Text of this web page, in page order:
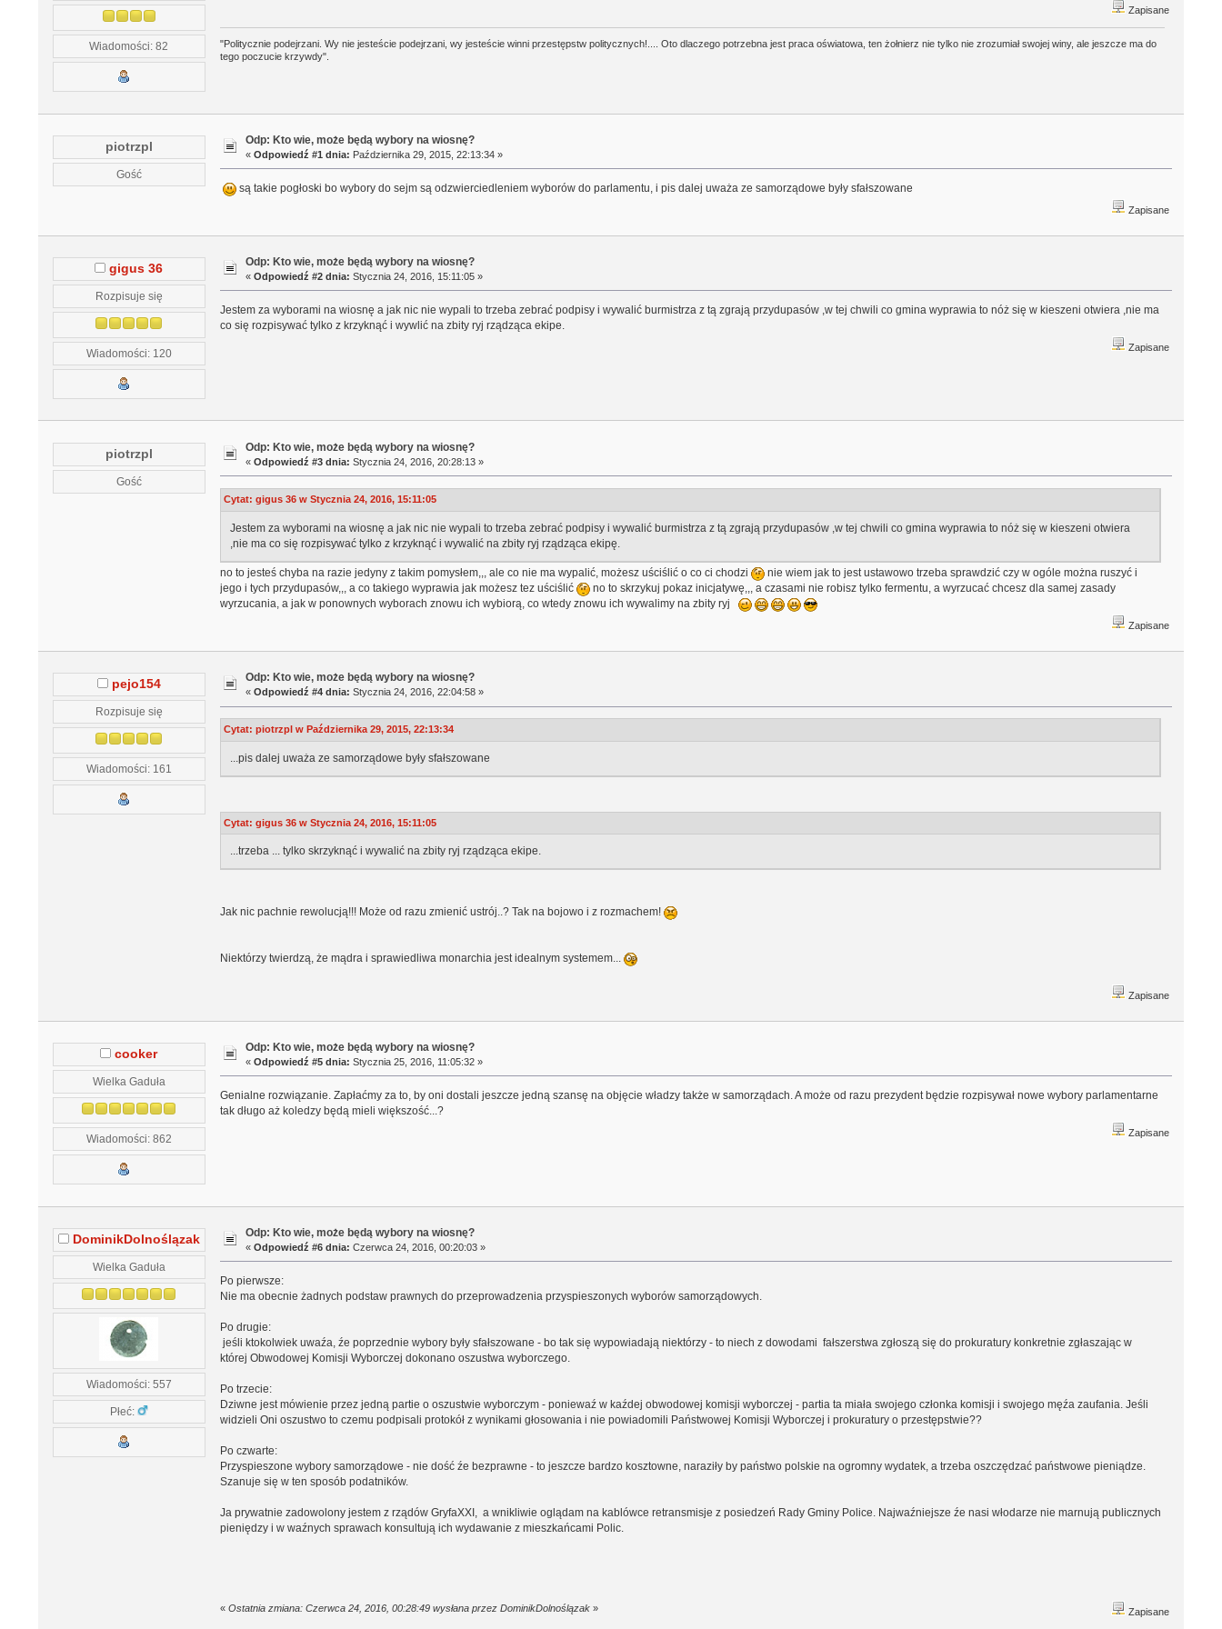
Wiadomości: 82
Zapisane
"Politycznie podejrzani. Wy nie jesteście podejrzani, wy jesteście winni przestępstw politycznych!.... Oto dlaczego potrzebna jest praca oświatowa, ten żołnierz nie tylko nie zrozumiał swojej winy, ale jeszcze ma do
tego poczucie krzywdy".
piotrzpl
Gość
Odp: Kto wie, może będą wybory na wiosnę?
«Odpowiedź #1 dnia: Października 29, 2015, 22:13:34 »
są takie pogłoski bo wybory do sejm są odzwierciedleniem wyborów do parlamentu, i pis dalej uważa ze samorządowe były sfałszowane
Zapisane
gigus 36
Rozpisuje się
Wiadomości: 120
Odp: Kto wie, może będą wybory na wiosnę?
«Odpowiedź #2 dnia: Stycznia 24, 2016, 15:11:05 »
Jestem za wyborami na wiosnę a jak nic nie wypali to trzeba zebrać podpisy i wywalić burmistrza z tą zgrają przydupasów ,w tej chwili co gmina wyprawia to nóż się w kieszeni otwiera ,nie ma
co się rozpisywać tylko z krzyknąć i wywlić na zbity ryj rządząca ekipe.
Zapisane
piotrzpl
Gość
Odp: Kto wie, może będą wybory na wiosnę?
«Odpowiedź #3 dnia: Stycznia 24, 2016, 20:28:13 »
Cytat: gigus 36 w Stycznia 24, 2016, 15:11:05
Jestem za wyborami na wiosnę a jak nic nie wypali to trzeba zebrać podpisy i wywalić burmistrza z tą zgrają przydupasów ,w tej chwili co gmina wyprawia to nóż się w kieszeni otwiera
,nie ma co się rozpisywać tylko z krzyknąć i wywalić na zbity ryj rządząca ekipę.
no to jesteś chyba na razie jedyny z takim pomysłem,,, ale co nie ma wypalić, możesz uściślić o co ci chodzi
nie wiem jak to jest ustawowo trzeba sprawdzić czy w ogóle można ruszyć i
jego i tych przydupasów,,, a co takiego wyprawia jak możesz tez uściślić
no to skrzykuj pokaz inicjatywę,,, a czasami nie robisz tylko fermentu, a wyrzucać chcesz dla samej zasady
wyrzucania, a jak w ponownych wyborach znowu ich wybiorą, co wtedy znowu ich wywalimy na zbity ryj
Zapisane
pejo154
Rozpisuje się
Wiadomości: 161
Odp: Kto wie, może będą wybory na wiosnę?
«Odpowiedź #4 dnia: Stycznia 24, 2016, 22:04:58 »
Cytat: piotrzpl w Października 29, 2015, 22:13:34
...pis dalej uważa ze samorządowe były sfałszowane
Cytat: gigus 36 w Stycznia 24, 2016, 15:11:05
...trzeba ... tylko skrzyknąć i wywalić na zbity ryj rządząca ekipe.
Jak nic pachnie rewolucją!!! Może od razu zmienić ustrój..? Tak na bojowo i z rozmachem!
Niektórzy twierdzą, że mądra i sprawiedliwa monarchia jest idealnym systemem...
Zapisane
cooker
Wielka Gaduła
Wiadomości: 862
Odp: Kto wie, może będą wybory na wiosnę?
«Odpowiedź #5 dnia: Stycznia 25, 2016, 11:05:32 »
Genialne rozwiązanie. Zapłaćmy za to, by oni dostali jeszcze jedną szansę na objęcie władzy także w samorządach. A może od razu prezydent będzie rozpisywał nowe wybory parlamentarne
tak długo aż koledzy będą mieli większość...?
Zapisane
DominikDolnoślązak
Wielka Gaduła
Wiadomości: 557
Płeć:
Odp: Kto wie, może będą wybory na wiosnę?
«Odpowiedź #6 dnia: Czerwca 24, 2016, 00:20:03 »
Po pierwsze:
Nie ma obecnie żadnych podstaw prawnych do przeprowadzenia przyspieszonych wyborów samorządowych.
Po drugie:
jeśli ktokolwiek uwaźa, źe poprzednie wybory były sfałszowane - bo tak się wypowiadają niektórzy - to niech z dowodami fałszerstwa zgłoszą się do prokuratury konkretnie zgłaszając w
której Obwodowej Komisji Wyborczej dokonano oszustwa wyborczego.
Po trzecie:
Dziwne jest mówienie przez jedną partie o oszustwie wyborczym - poniewaź w kaźdej obwodowej komisji wyborczej - partia ta miała swojego członka komisji i swojego męźa zaufania. Jeśli
widzieli Oni oszustwo to czemu podpisali protokół z wynikami głosowania i nie powiadomili Państwowej Komisji Wyborczej i prokuratury o przestępstwie??
Po czwarte:
Przyspieszone wybory samorządowe - nie dość źe bezprawne - to jeszcze bardzo kosztowne, naraziły by państwo polskie na ogromny wydatek, a trzeba oszczędzać państwowe pieniądze.
Szanuje się w ten sposób podatników.
Ja prywatnie zadowolony jestem z rządów GryfaXXI, a wnikliwie oglądam na kablówce retransmisje z posiedzeń Rady Gminy Police. Najwaźniejsze źe nasi włodarze nie marnują publicznych
pieniędzy i w waźnych sprawach konsultują ich wydawanie z mieszkańcami Polic.
« Ostatnia zmiana: Czerwca 24, 2016, 00:28:49 wysłana przez DominikDolnoślązak» Zapisane